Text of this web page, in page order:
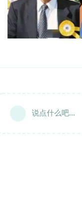
说点什么吧...